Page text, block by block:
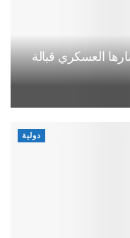
العسكري قبالة
دولية